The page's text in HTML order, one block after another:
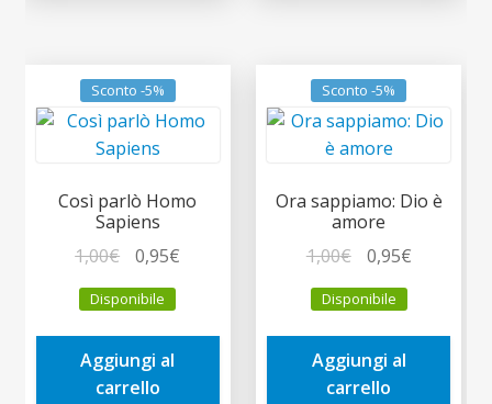
Sconto -5%
Così parlò Homo
Sapiens
1,00€
prezzo
originale
era:
1,00€.
0,95€
è:
Disponibile
Aggiungi al
carrello
Sconto -5%
Ora sappiamo: Dio è
amore
1,00€
prezzo
originale
era:
1,00€.
0,95€Il
è:
Disponibile
Aggiungi al
carrello